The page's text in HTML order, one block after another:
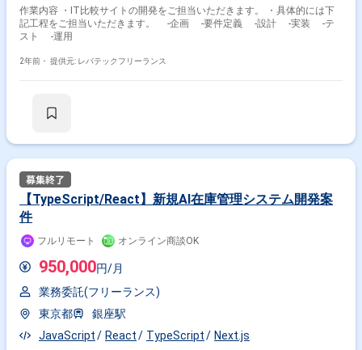
作業内容 ・IT比較サイトの開発をご担当いただきます。 ・具体的には下
記工程をご担当いただきます。 -企画 -要件定義 -設計 -実装 -テ
スト -運用
2年前・ 提供元: レバテックフリーランス
【TypeScript/React】新規AI在庫管理システム開発案
件
フルリモート オンライン商談OK
950,000円/月
業務委託(フリーランス)
東京都
銀座駅
JavaScript
React TypeScript
Next.js